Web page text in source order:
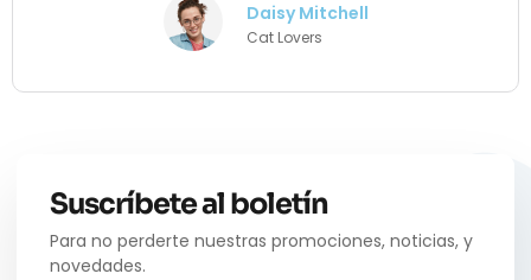
Daisy Mitchell
Cat Lovers
Suscríbete al boletín
Para no perderte nuestras promociones, noticias, y
novedades.